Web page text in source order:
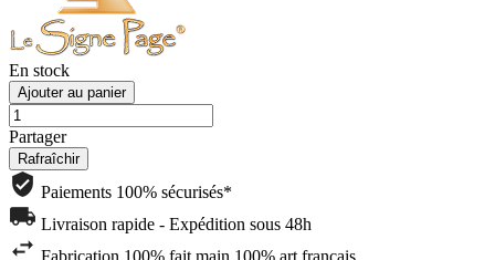
En stock
Ajouter au panier
Partager
Paiements 100% sécurisés*
Livraison rapide - Expédition sous 48h